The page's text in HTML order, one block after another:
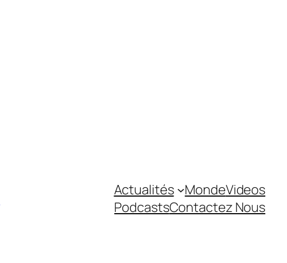
Actualités MondeVideos
PodcastsContactez Nous